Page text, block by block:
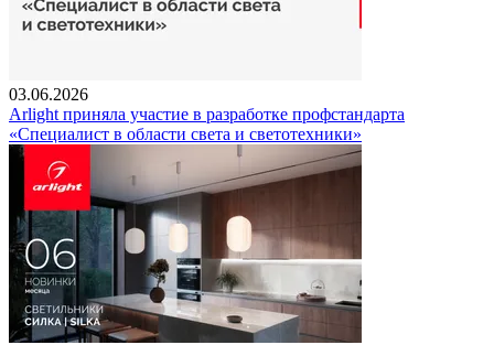
03.06.2026
Arlight приняла участие в разработке профстандарта
«Специалист в области света и светотехники»